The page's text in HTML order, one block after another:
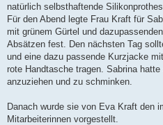
natürlich selbsthaftende
Für den Abend legte Frau Kraft für
mit grünem Gürtel und
Absätzen fest. Den nächsten Tag
und eine dazu passende Kurzjacke
rote Handtasche tragen. Sabrina
anzuziehen und zu schminken.
Danach wurde sie von Eva Kraft den
Mitarbeiterinnen vorgestellt.